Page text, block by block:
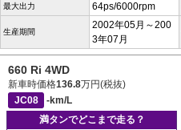
最大出力 64ps/6000rpm
生産期間
2002年05月～200
3年07月
660 Ri 4WD
新車時価格136.8万円(税抜)
JC08
-km/L
満タンでどこまで走る？